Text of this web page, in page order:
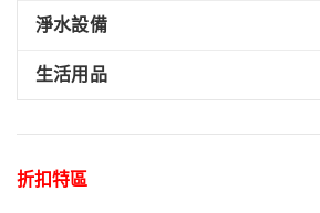
淨水設備
生活用品
折扣特區